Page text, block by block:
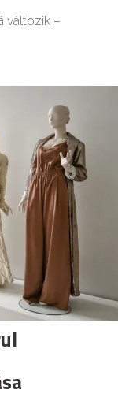
változik –